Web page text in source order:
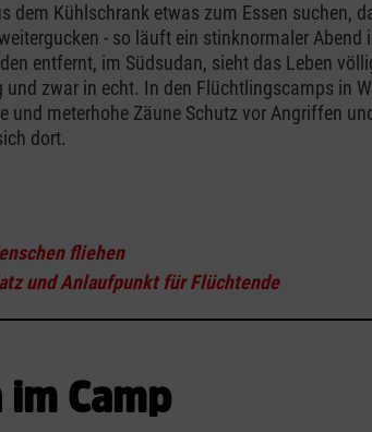
dem Kühlschrank etwas zum Essen suchen,
- so läuft ein stinknormaler Abend
entfernt, im Südsudan, sieht das Leben
und zwar in echt. In den Flüchtlingscamps in
und meterhohe Zäune Schutz vor Angriffen
dort.
fliehen
und Anlaufpunkt für Flüchtende
im Camp